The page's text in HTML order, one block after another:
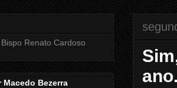
Renato Cardoso
Macedo Bezerra